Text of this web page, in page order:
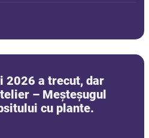
2026 a trecut, dar
– Meșteșugul
cu plante.